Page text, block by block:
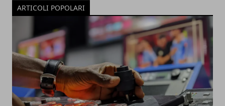
ARTICOLI POPOLARI